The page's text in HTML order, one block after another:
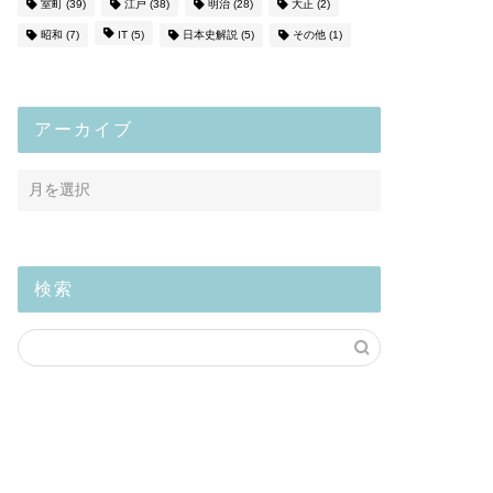
室町(39) 江戸(38) 明治(28) 大正(2)
昭和 (7) IT(5) 日本史解説 (5) その他(1)
アーカイブ
検索